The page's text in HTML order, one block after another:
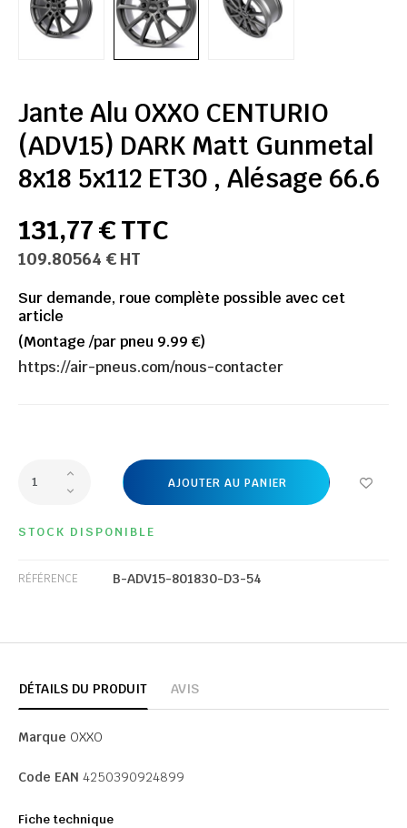
Jante Alu OXXO CENTURIO
(ADV15) DARK Matt Gunmetal
8x18 5x112 ET30 , Alésage 66.6
131,77 € TTC
109.80564 € HT
Sur demande, roue complète possible avec cet
article
(Montage /par pneu 9.99 €)
https://air-pneus.com/nous-contacter
AJOUTER AU PANIER
STOCK DISPONIBLE
RÉFÉRENCE B-ADV15-801830-D3-54
DÉTAILS DU PRODUIT AVIS
Marque OXXO
Code EAN 4250390924899
Fiche technique